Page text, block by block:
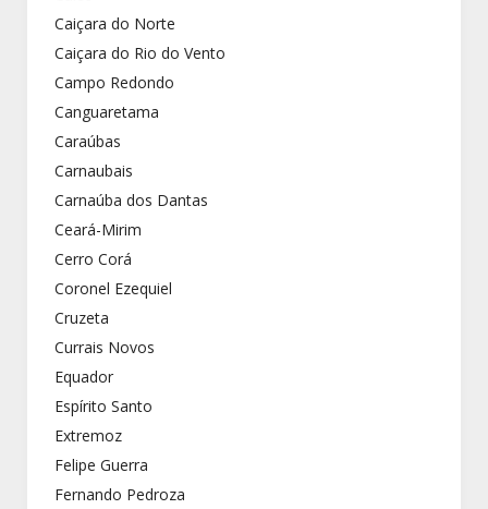
Caiçara do Norte
Caiçara do Rio do Vento
Campo Redondo
Canguaretama
Caraúbas
Carnaubais
Carnaúba dos Dantas
Ceará-Mirim
Cerro Corá
Coronel Ezequiel
Cruzeta
Currais Novos
Equador
Espírito Santo
Extremoz
Felipe Guerra
Fernando Pedroza